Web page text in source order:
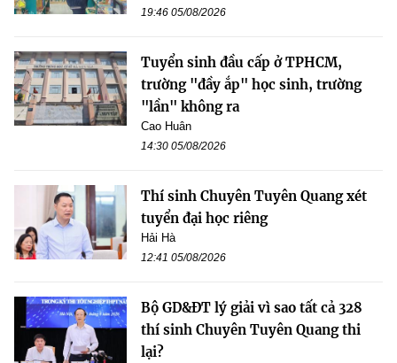
19:46 05/08/2026
Tuyển sinh đầu cấp ở TPHCM,
trường "đầy ắp" học sinh, trường
"lần" không ra
Cao Huân
14:30 05/08/2026
Thí sinh Chuyên Tuyên Quang xét
tuyển đại học riêng
Hải Hà
12:41 05/08/2026
Bộ GD&ĐT lý giải vì sao tất cả 328
thí sinh Chuyên Tuyên Quang thi
lại?